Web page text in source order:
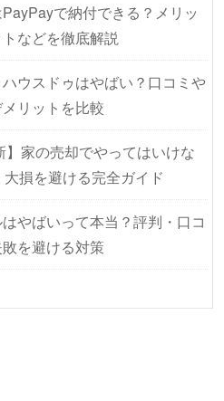
で納付できる？メリッ
トなどを徹底解説
ハウスドゥはやばい？口コミや
リットを比較
】家の売却でやってはいけな
損を避ける完全ガイド
やばいって本当？評判・口コ
を避ける対策